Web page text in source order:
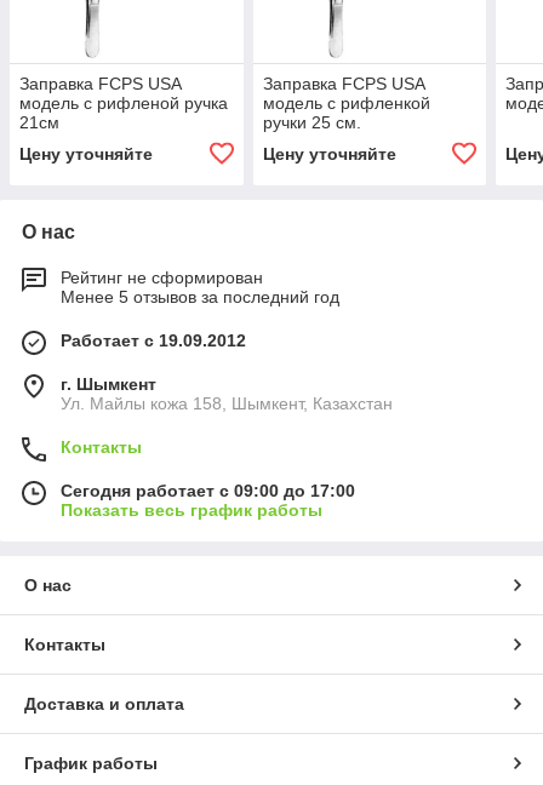
Заправка FCPS USA
модель с рифленой ручка
21см
Цену уточняйте
Заправка FCPS USA
модель с рифленкой
ручки 25 см.
Цену уточняйте
О нас
Рейтинг не сформирован
Менее 5 отзывов за последний год
Работает с 19.09.2012
г. Шымкент
Ул. Майлы кожа 158, Шымкент, Казахстан
Контакты
Сегодня работает с 09:00 до 17:00
Показать весь график работы
О нас
Контакты
Доставка и оплата
График работы